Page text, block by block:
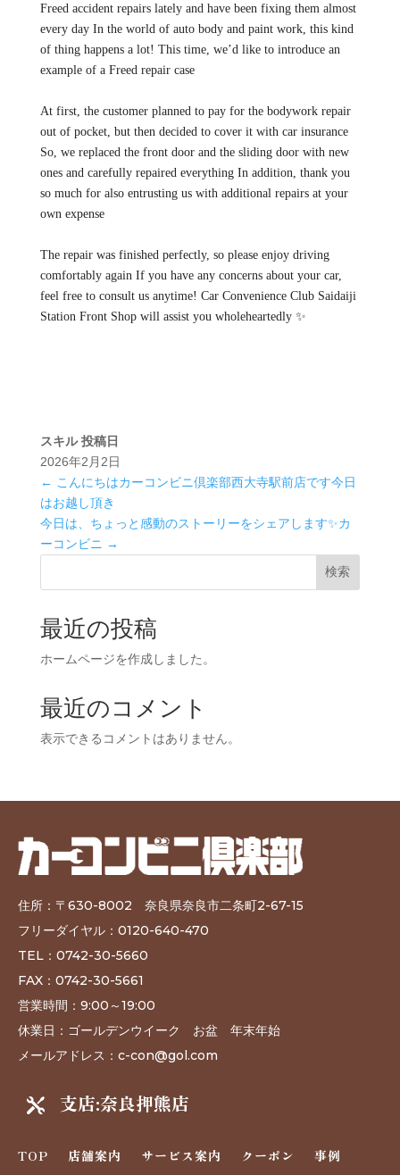
Freed accident repairs lately and have been fixing them almost
every day In the world of auto body and paint work, this kind
of thing happens a lot! This time, we’d like to introduce an
example of a Freed repair case
At first, the customer planned to pay for the bodywork repair
out of pocket, but then decided to cover it with car insurance
So, we replaced the front door and the sliding door with new
ones and carefully repaired everything In addition, thank you
so much for also entrusting us with additional repairs at your
own expense
The repair was finished perfectly, so please enjoy driving
comfortably again If you have any concerns about your car,
feel free to consult us anytime! Car Convenience Club Saidaiji
Station Front Shop will assist you wholeheartedly ✨
スキル 投稿日
2026年2月2日
← こんにちはカーコンビニ倶楽部西大寺駅前店です今日
はお越し頂き
今日は、ちょっと感動のストーリーをシェアします✨カ
ーコンビニ →
検索
最近の投稿
ホームページを作成しました。
最近のコメント
表示できるコメントはありません。
住所：〒 630-8002 奈良県奈良市二条町2-67-15
フリーダイヤル： 0120-640-470
TEL ： 0742-30-5660
FAX ：0742-30-5661
営業時間： 9:00～19:00
休業日：ゴールデンウイーク お盆 年末年始
メールアドレス：c-con@gol.com
 支店:奈良押熊店
TOP 店舗案内 サービス案内 クーポン 事例